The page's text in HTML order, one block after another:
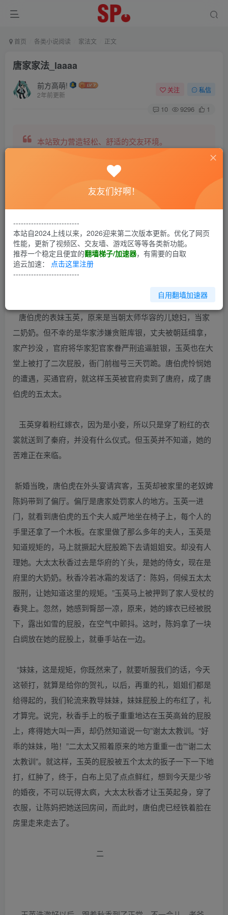
首页 各类小说阅读 家法文 正文
唐家家法_laaaa
前方高萌!
2年前更新
关注 私信
10 9296 1
本站致力营造轻松、舒适的交友环境。
另有小说阅读站点，网罗包括训诫文、腐文在内的
第1回
唐家家法
唐伯虎的表妹玉英，原来是当朝太师华容的儿媳妇，当家
二奶奶。但不幸的是华家涉嫌贪赃库银，丈夫被朝廷缉拿，
家产抄没 ，官府将华家犯官家眷严刑追逼脏银，玉英也在大
堂上被打了二次屁股，衙门前枷号三天罚跪。唐伯虎怜悯她
的遭遇，买通官府，就这样玉英被官府卖到了唐府，成了唐
伯虎的五太太。
玉英穿着粉红嫁衣，因为是小妾，所以只是穿了粉红的衣
裳就送到了秦府，并没有什么仪式。但玉英并不知道，她的
苦难正在来临。
新婚当晚，唐伯虎在外头宴请宾客，玉英却被家里的老奴婢
陈妈带到了偏厅。偏厅是唐家处罚家人的地方。玉英一进
门，就看到唐伯虎的五个夫人威严地坐在椅子上，每个人的
手里还拿了一个木板。在家里做了那么多年的夫人，玉英是
知道规矩的，马上就撅起大屁股跪下去请姐姐安。却没有人
理她。大太太秋香过去是华府的丫头，是她的侍女，现在是
府里的大奶奶。秋香冷若冰霜的发话了：陈妈，伺候五太太
服刑，让她知道这里的规矩。”玉英马上被押到了家人受杖的
春凳上。忽然，她感到臀部一凉，原来，她的嫁衣已经被脱
下，露出如雪的屁股，在空气中颤抖。这时，陈妈拿了一块
白绸放在她的屁股上，就垂手站在一边。
“妹妹，这是规矩，你既然来了，就要听服我们的话，今天
这顿打，就算是给你的贺礼，以后，再重的礼，姐姐们都是
给得起的，我们轮流来教导妹妹，妹妹屁股上的布红了，礼
才算完。说完，秋香手上的板子重重地达在玉英高耸的屁股
上，疼得她大叫一声，却仍然知道说一句”谢太太教训。“好
乖的妹妹，啪！”二太太又照着原来的地方重重一击”“谢二太
太教训”。就这样，玉英的屁股被五个太太的扳子一下一下地
打，红肿了，终于，白布上见了点点鲜红，想到今天是少爷
的婚夜，不可以玩得太疯，大太太秋香才让玉英起身，穿了
衣服，让陈妈把她送回房间，而此时，唐伯虎已经铁着脸在
房里走来走去了。
二
友友们好啊！
--------------------------
本站自2024上线以来，2026迎来第二次版本更新。优化了网页
性能，更新了视频区、交友墙、游戏区等等各类新功能。
推荐一个稳定且便宜的翻墙梯子/加速器，有需要的自取
追云加速： 点击这里注册
--------------------------
自用翻墙加速器